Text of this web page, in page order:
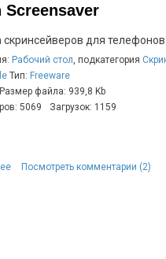
Screensaver
скринсейверов для
Рабочий стол, подкатегория
Тип: Freeware
Размер файла: 939,8 Kb
5069
Загрузок: 1159
Посмотреть комментарии (2)